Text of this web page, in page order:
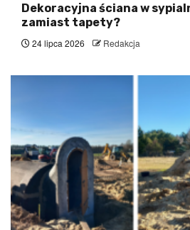
Dekoracyjna ściana w
zamiast tapety?
24 lipca 2026 Redakcja